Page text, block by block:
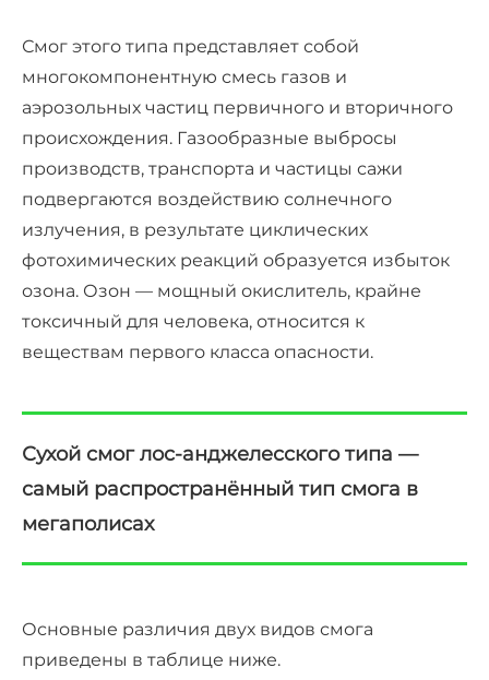
Смог этого типа представляет собой
многокомпонентную смесь газов и
аэрозольных частиц первичного и вторичного
происхождения. Газообразные выбросы
производств, транспорта и частицы сажи
подвергаются воздействию солнечного
излучения, в результате циклических
фотохимических реакций образуется избыток
озона. Озон — мощный окислитель, крайне
токсичный для человека, относится к
веществам первого класса опасности.
Сухой смог лос-анджелесского типа —
самый распространённый тип смога в
мегаполисах
Основные различия двух видов смога
приведены в таблице ниже.